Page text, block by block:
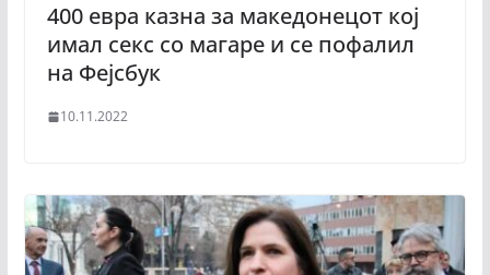
400 евра казна за македонецот кој
имал секс со магаре и се пофалил
на Фејсбук
10.11.2022